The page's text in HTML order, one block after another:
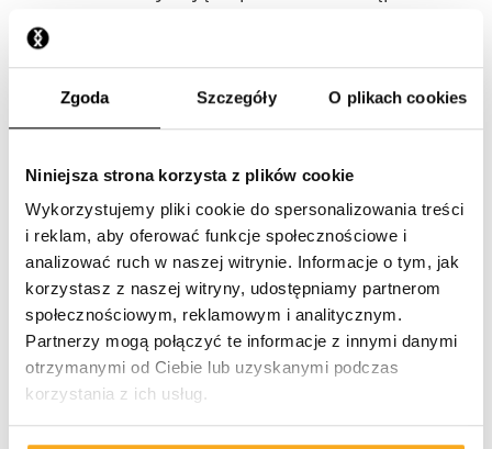
Zgoda Szczegóły O plikach cookies
Niniejsza strona korzysta z plików cookie
Wykorzystujemy pliki cookie do spersonalizowania treści
i reklam, aby oferować funkcje społecznościowe i
analizować ruch w naszej witrynie. Informacje o tym, jak
korzystasz z naszej witryny, udostępniamy partnerom
społecznościowym, reklamowym i analitycznym.
Partnerzy mogą połączyć te informacje z innymi danymi
otrzymanymi od Ciebie lub uzyskanymi podczas
korzystania z ich usług.
członkowski otrzymany w ramach subskrypcji.
W związku z tym, w okresie odstąpienia od
umowy możesz dowolnie korzystać z
bezpłatnego produktu członkowskiego i nie
wartości.
Zwrot produktu
Musisz zwrócić zamówiony produkt
niezwłocznie, w każdym wypadku w ciągu 14 dni
od dnia, w którym poinformowałeś nas o
odstąpieniu od subskrypcji lub umowy
sprzedaży. Nie dotyczy to sytuacji, gdy
odstępujesz od subskrypcji w okresie